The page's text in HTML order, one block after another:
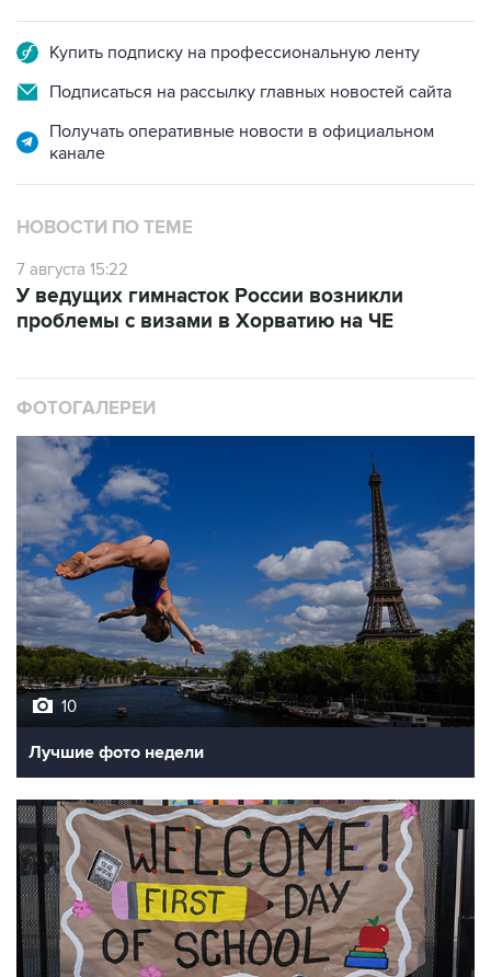
Купить подписку на профессиональную ленту
Подписаться на рассылку главных новостей сайта
Получать оперативные новости в официальном
канале
НОВОСТИ ПО ТЕМЕ
7 августа 15:22
У ведущих гимнасток России возникли
проблемы с визами в Хорватию на ЧЕ
ФОТОГАЛЕРЕИ
10
Лучшие фото недели